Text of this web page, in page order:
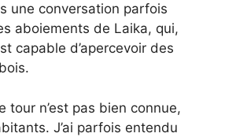
une conversation parfois
aboiements de Laika, qui,
capable d’apercevoir des
tour n’est pas bien connue,
J’ai parfois entendu